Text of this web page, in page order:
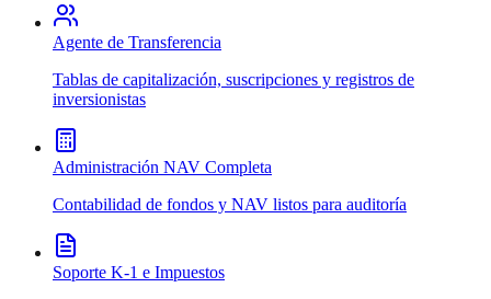
Agente de Transferencia
Tablas de capitalización, suscripciones y registros de
inversionistas
Administración NAV Completa
Contabilidad de fondos y NAV listos para auditoría
Soporte K-1 e Impuestos